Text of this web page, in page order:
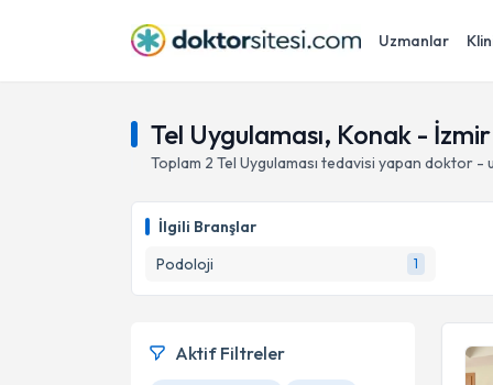
Uzmanlar
Tel Uygulaması, Konak - İzmir
Toplam 2 Tel Uygulaması tedavisi yapan doktor -
İlgili Branşlar
Podoloji
1
Aktif Filtreler